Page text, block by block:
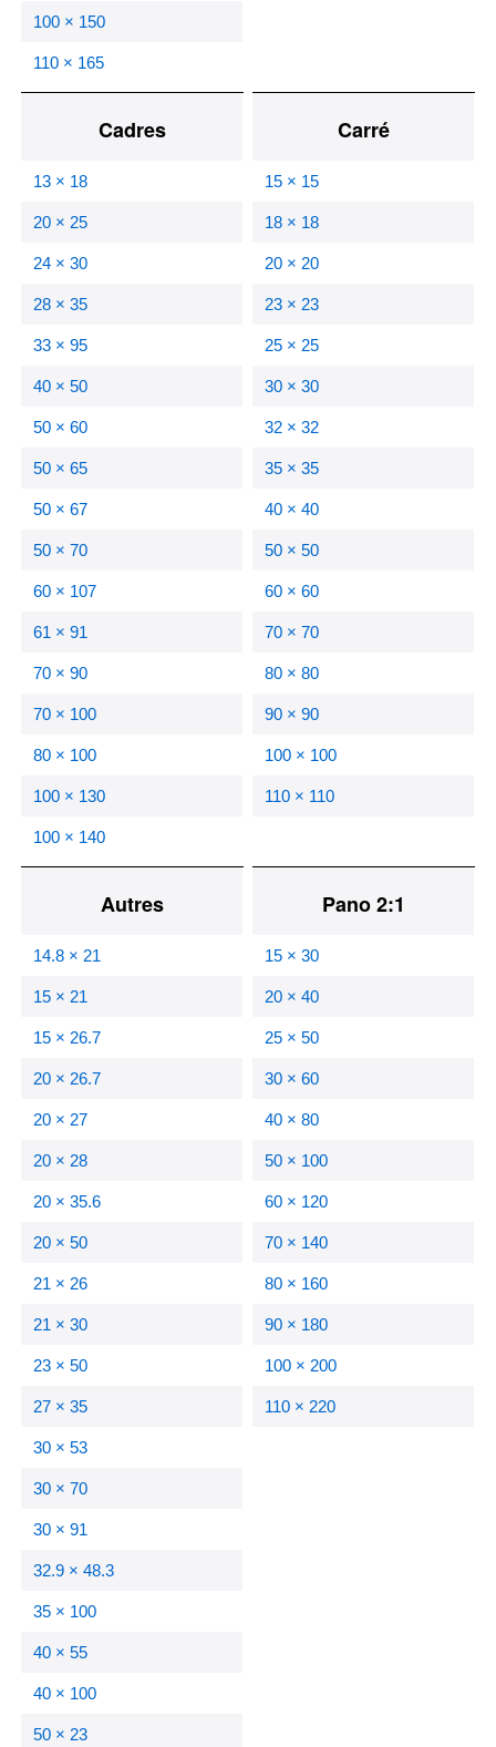
100 × 150
110 × 165
Cadres
13 × 18
20 × 25
24 × 30
28 × 35
33 × 95
40 × 50
50 × 60
50 × 65
50 × 67
50 × 70
60 × 107
61 × 91
70 × 90
70 × 100
80 × 100
100 × 130
100 × 140
Carré
15 × 15
18 × 18
20 × 20
23 × 23
25 × 25
30 × 30
32 × 32
35 × 35
40 × 40
50 × 50
60 × 60
70 × 70
80 × 80
90 × 90
100 × 100
110 × 110
Autres
14.8 × 21
15 × 21
15 × 26.7
20 × 26.7
20 × 27
20 × 28
20 × 35.6
20 × 50
21 × 26
21 × 30
23 × 50
27 × 35
30 × 53
30 × 70
30 × 91
32.9 × 48.3
35 × 100
40 × 55
40 × 100
50 × 23
Pano 2:1
15 × 30
20 × 40
25 × 50
30 × 60
40 × 80
50 × 100
60 × 120
70 × 140
80 × 160
90 × 180
100 × 200
110 × 220